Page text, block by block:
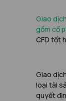
Giao
gồm cổ
CFD tốt
Giao
loại tài
quyết